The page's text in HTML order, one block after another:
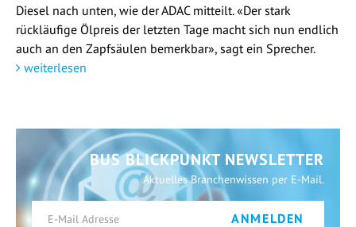
Diesel nach unten, wie der ADAC mitteilt. «Der stark
rückläufige Ölpreis der letzten Tage macht sich nun endlich
auch an den Zapfsäulen bemerkbar», sagt ein Sprecher.
weiterlesen
BUS BLICKPUNKT NEWSLETTER
Aktuelles Branchenwissen per E-Mail.
ANMELDEN